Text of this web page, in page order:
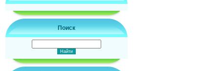
Поиск